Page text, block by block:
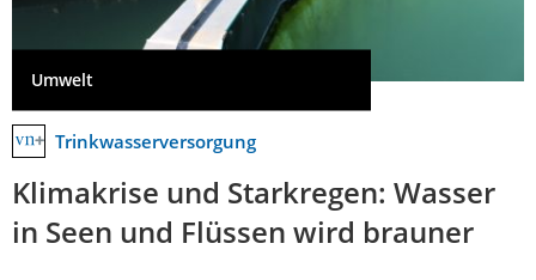
Umwelt
Trinkwasserversorgung
Klimakrise und Starkregen: Wasser
in Seen und Flüssen wird brauner